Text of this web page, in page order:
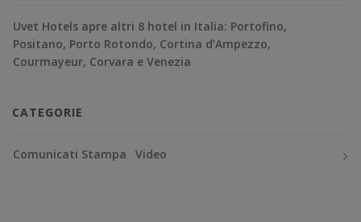
Uvet Hotels apre altri 8 hotel in Italia: Portofino,
Positano, Porto Rotondo, Cortina d’Ampezzo,
Courmayeur, Corvara e Venezia
CATEGORIE
Comunicati Stampa Video